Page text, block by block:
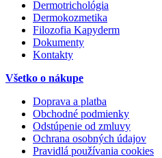
Dermotrichológia
Dermokozmetika
Filozofia Kapyderm
Dokumenty
Kontakty
Všetko o nákupe
Doprava a platba
Obchodné podmienky
Odstúpenie od zmluvy
Ochrana osobných údajov
Pravidlá používania cookies